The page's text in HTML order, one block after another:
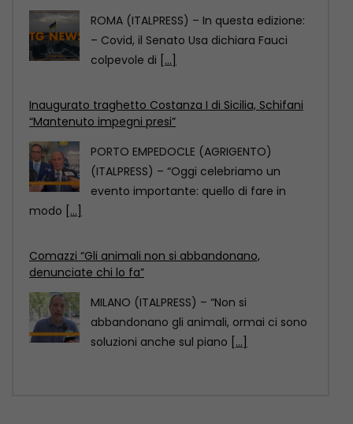
ROMA (ITALPRESS) – In questa edizione:
– Covid, il Senato Usa dichiara Fauci
colpevole di [...]
Inaugurato traghetto Costanza I di Sicilia, Schifani
“Mantenuto impegni presi”
PORTO EMPEDOCLE (AGRIGENTO)
(ITALPRESS) – “Oggi celebriamo un
evento importante: quello di fare in
modo [...]
Comazzi “Gli animali non si abbandonano,
denunciate chi lo fa”
MILANO (ITALPRESS) – “Non si
abbandonano gli animali, ormai ci sono
soluzioni anche sul piano [...]